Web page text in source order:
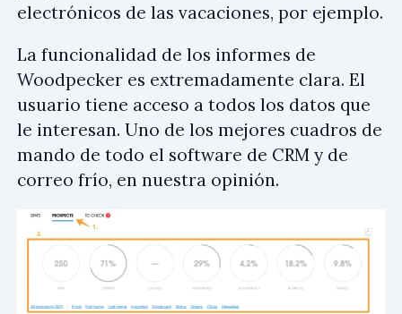
electrónicos de las vacaciones, por ejemplo.
La funcionalidad de los informes de
Woodpecker es extremadamente clara. El
usuario tiene acceso a todos los datos que
le interesan. Uno de los mejores cuadros de
mando de todo el software de CRM y de
correo frío, en nuestra opinión.